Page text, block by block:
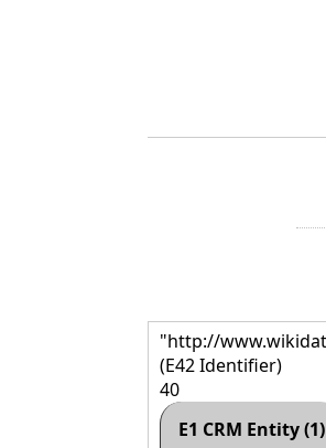
"http://
(E42 Identifier)
40
E1 CRM Entity (1)